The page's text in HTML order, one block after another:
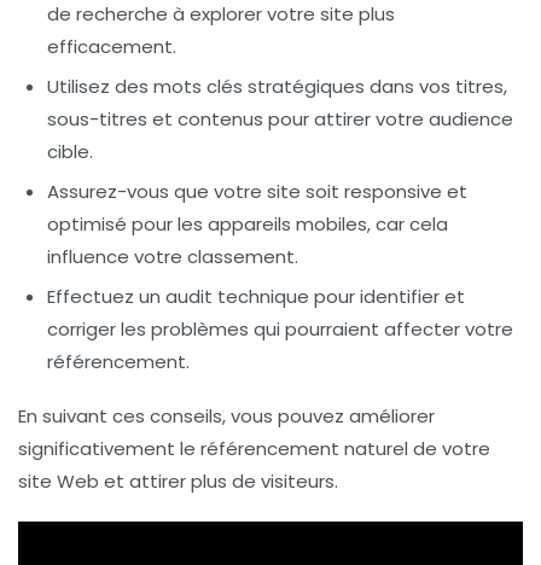
de recherche à explorer votre site plus
efficacement.
Utilisez des mots clés stratégiques dans vos titres,
sous-titres et contenus pour attirer votre audience
cible.
Assurez-vous que votre site soit responsive et
optimisé pour les appareils mobiles, car cela
influence votre classement.
Effectuez un audit technique pour identifier et
corriger les problèmes qui pourraient affecter votre
référencement.
En suivant ces conseils, vous pouvez améliorer
significativement le référencement naturel de votre
site Web et attirer plus de visiteurs.